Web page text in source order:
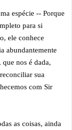
espécie -- Porque
para si
ele conhece
abundantemente
nos é dada,
sua
com Sir
as coisas, ainda